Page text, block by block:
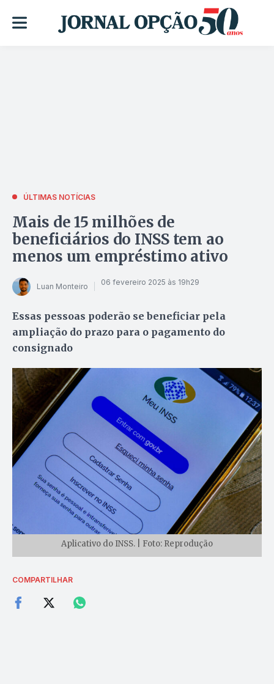
ÚLTIMAS NOTÍCIAS
Mais de 15 milhões de
beneficiários do INSS tem ao
menos um empréstimo ativo
Luan Monteiro 06 fevereiro 2025 às 19h29
Essas pessoas poderão se beneficiar pela
ampliação do prazo para o pagamento do
consignado
Aplicativo do INSS. | Foto: Reprodução
COMPARTILHAR